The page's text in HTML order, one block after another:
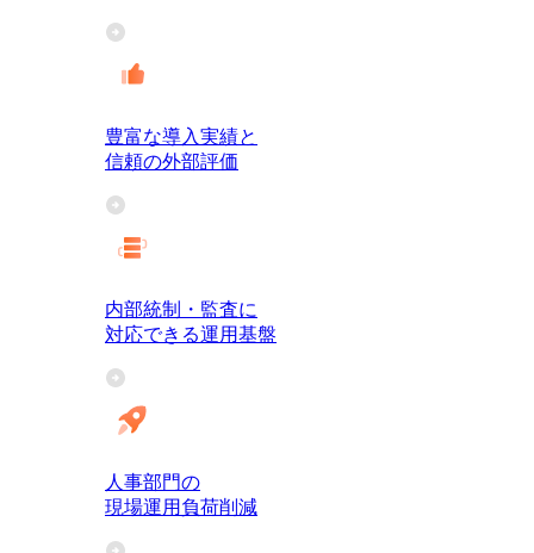
豊富な導入実績と
信頼の外部評価
内部統制・監査に
対応できる運用基盤
人事部門の
現場運用負荷削減